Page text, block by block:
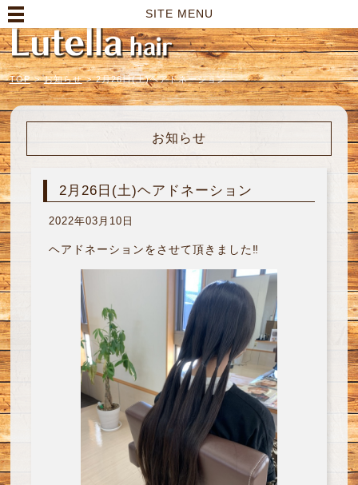
SITE MENU
TOP > お知らせ > 2月26日(土)ヘアドネーション
お知らせ
2月26日(土)ヘアドネーション
2022年03月10日
ヘアドネーションをさせて頂きました‼︎